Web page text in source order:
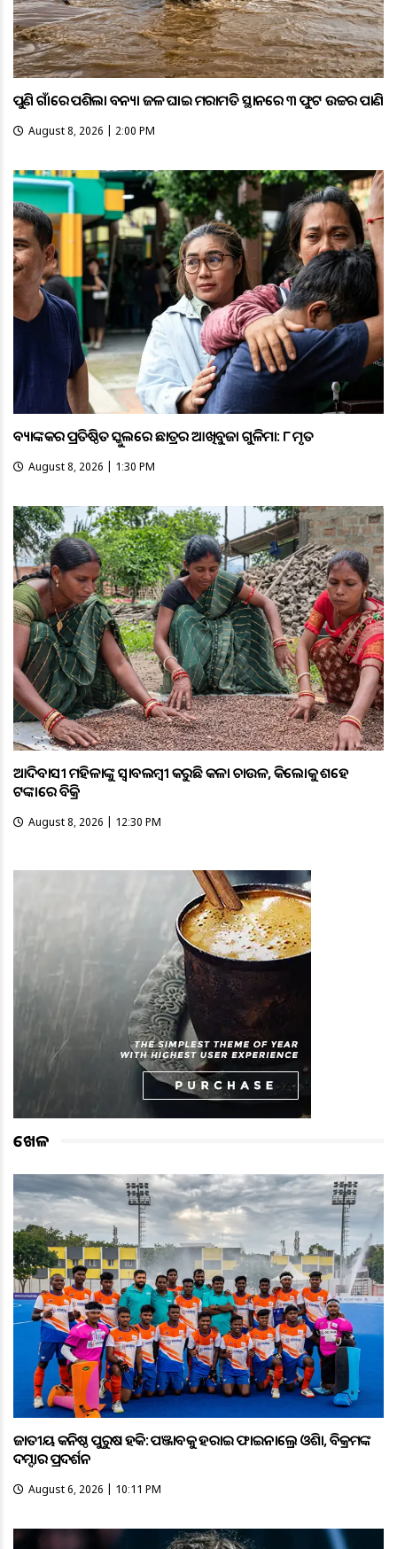
ପୁଣି ଗାଁରେ ପଶିଲା ବନ୍ୟା ଜଳ ଘାଇ ମରାମତି ସ୍ଥାନରେ ୩ ଫୁଟ ଉଚ୍ଚର ପାଣି
August 8, 2026 | 2:00 PM
ବ୍ୟାଙ୍କକର ପ୍ରତିଷ୍ଠିତ ସ୍କୁଲରେ ଛାତ୍ରର ଆଖିବୁଜା ଗୁଳିମାଡ଼: ୮ ମୃତ
August 8, 2026 | 1:30 PM
ଆଦିବାସୀ ମହିଳାଙ୍କୁ ସ୍ଵାବଲମ୍ଵୀ କରୁଛି କଳା ଚାଉଳ, କିଲୋକୁ ଶହେ
ଟଙ୍କାରେ ବିକ୍ରି
August 8, 2026 | 12:30 PM
ଖେଳ
ଜାତୀୟ କନିଷ୍ଠ ପୁରୁଷ ହକି: ପଞ୍ଜାବକୁ ହରାଇ ଫାଇନାଲ୍ରେ ଓଡ଼ିଶା, ବିକ୍ରମଙ୍କ
ଦମ୍ଦାର ପ୍ରଦର୍ଶନ
August 6, 2026 | 10:11 PM